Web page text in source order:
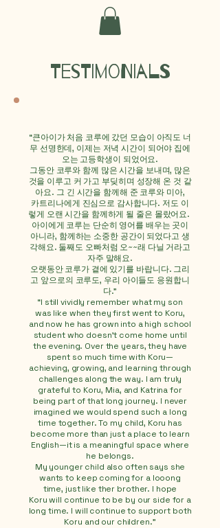
Testimonials
“큰아이가 처음 코루에 갔던 모습이 아직도 너
무 선명한데, 이제는 저녁 시간이 되어야 집에
오는 고등학생이 되었어요.
그동안 코루와 함께 많은 시간을 보내며, 많은
것을 이루고 커 가고 부딪히며 성장해 온 것 같
아요. 그 긴 시간을 함께해 준 코루와 미아,
카트리나에게 진심으로 감사합니다. 저도 이
렇게 오랜 시간을 함께하게 될 줄은 몰랐어요.
아이에게 코루는 단순히 영어를 배우는 곳이
아니라, 함께하는 소중한 공간이 되었다고 생
각해요. 둘째도 오빠처럼 오~~래 다닐 거라고
자주 말해요.
오랫동안 코루가 곁에 있기를 바랍니다. 그리
고 앞으로의 코루도, 우리 아이들도 응원합니
다."
“I still vividly remember what my son
was like when they first went to Koru,
and now he has grown into a high school
student who doesn’t come home until
the evening. Over the years, they have
spent so much time with Koru—
achieving, growing, and learning through
challenges along the way. I am truly
grateful to Koru, Mia, and Katrina for
being part of that long journey. I never
imagined we would spend such a long
time together. To my child, Koru has
become more than just a place to learn
English—it is a meaningful space where
he belongs.
My younger child also often says she
wants to keep coming for a looong
time, just like ther brother. I hope
Koru will continue to be by our side for a
long time. I will continue to support both
Koru and our children."